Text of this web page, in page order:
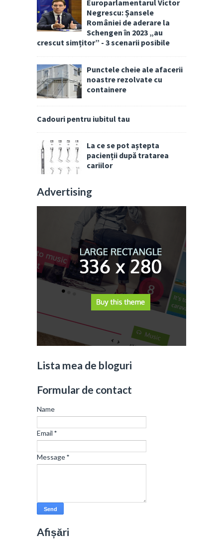
Europarlamentarul Victor
Negrescu: Șansele
României de aderare la
Schengen în 2023 „au
crescut simțitor” - 3 scenarii posibile
Punctele cheie ale afacerii
noastre rezolvate cu
containere
Cadouri pentru iubitul tau
La ce se pot aștepta
pacienții după tratarea
cariilor
Advertising
Lista mea de bloguri
Formular de contact
Name
Email *
Message*
Afișări